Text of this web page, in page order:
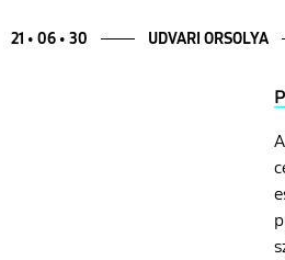
21 • 06 • 30 UDVARI ORSOLYA